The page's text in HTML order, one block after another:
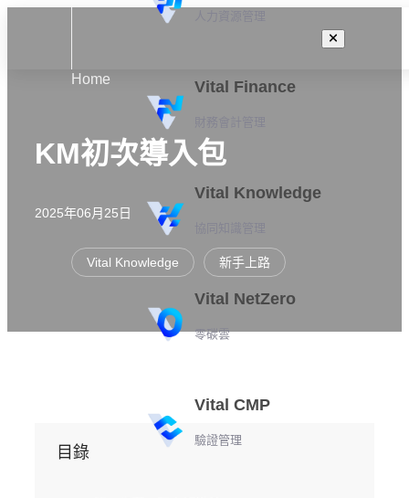
Vital Finance
Vital Knowledge
Vital NetZero
零碳雲
Vital CMP
驗證管理
Home
KM初次導入包
2025年06月25日
Vital Knowledge 新手上路
目錄